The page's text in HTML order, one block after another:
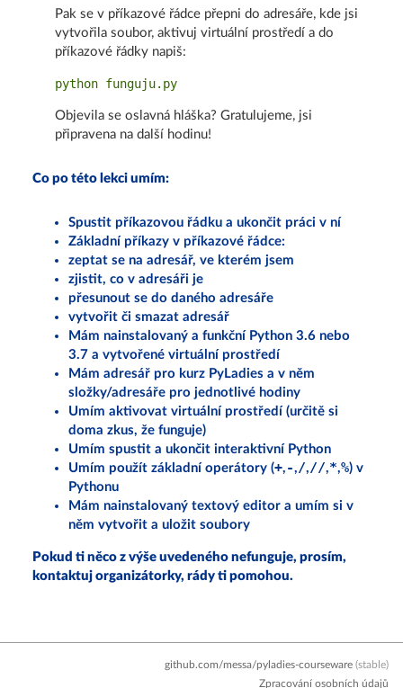
Pak se v příkazové řádce přepni do adresáře, kde jsi
vytvořila soubor, aktivuj virtuální prostředí a do
příkazové řádky napiš:
Objevila se oslavná hláška? Gratulujeme, jsi
připravena na další hodinu!
Co po této lekci umím:
Spustit příkazovou řádku a ukončit práci v ní
Základní příkazy v příkazové řádce:
zeptat se na adresář, ve kterém jsem
zjistit, co v adresáři je
přesunout se do daného adresáře
vytvořit či smazat adresář
Mám nainstalovaný a funkční Python 3.6 nebo
3.7 a vytvořené virtuální prostředí
Mám adresář pro kurz PyLadies a v něm
složky/adresáře pro jednotlivé hodiny
Umím aktivovat virtuální prostředí (určitě si
doma zkus, že funguje)
Umím spustit a ukončit interaktivní Python
Umím použít základní operátory (+, -,/,//,*,%) v
Pythonu
Mám nainstalovaný textový editor a umím si v
něm vytvořit a uložit soubory
Pokud ti něco z výše uvedeného nefunguje, prosím,
kontaktuj organizátorky, rády ti pomohou.
github.com/messa/pyladies-courseware (stable)
Zpracování osobních údajů